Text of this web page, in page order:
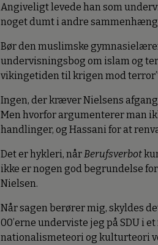
Angiveligt levede han som
noget dumt i andre
Bør den muslimske
undervisningsbog om islam og
vikingetiden til krigen mod
Ingen, der kræver Nielsens
Men hvorfor argumenterer man
handlinger, og Hassani for at
Det er hykleri, nårBerufsverbot
ikke er nogen god begrundelse
Nielsen.
Når sagen berører mig, skyldes
00’erne underviste jeg på SDU i
nationalismeteori og kulturteori